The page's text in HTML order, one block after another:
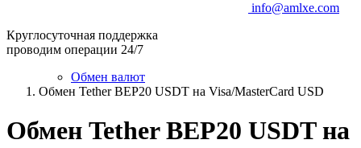
info@amlxe.com
Круглосуточная поддержка
проводим операции 24/7
Обмен валют
Обмен Tether BEP20 USDT на Visa/MasterCard USD
Обмен Tether BEP20 USDT на